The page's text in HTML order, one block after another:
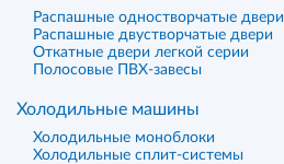
Распашные одностворчатые двери
Распашные двустворчатые двери
Откатные двери легкой серии
Полосовые ПВХ-завесы
Холодильные машины
Холодильные моноблоки
Холодильные сплит-системы